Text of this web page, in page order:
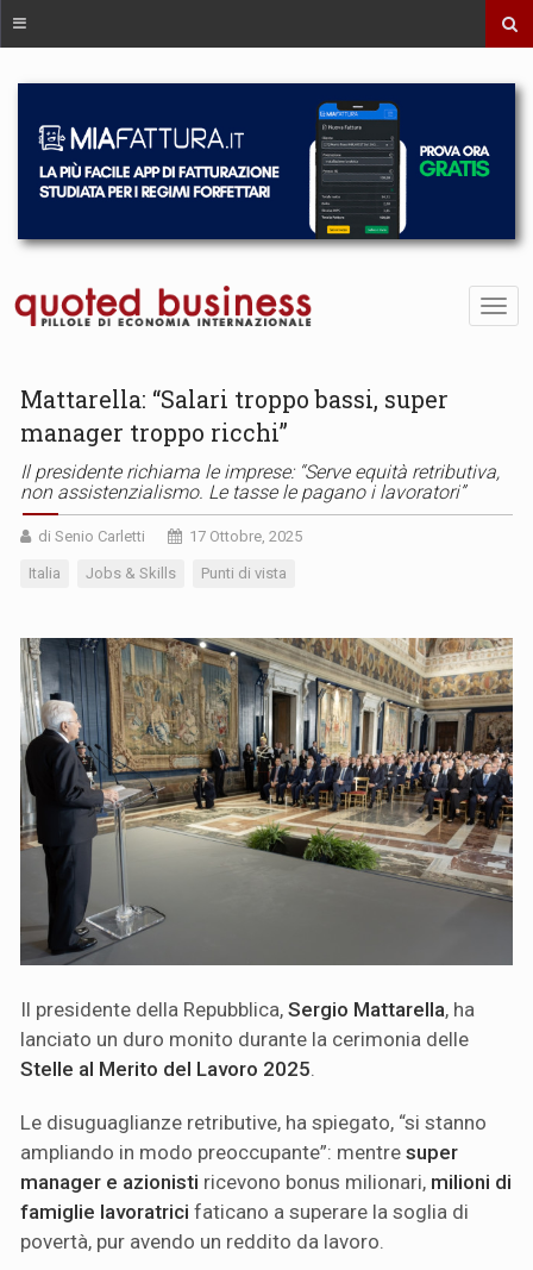
Mattarella: “Salari troppo bassi, super
manager troppo ricchi”
Il presidente richiama le imprese: “Serve equità retributiva,
non assistenzialismo. Le tasse le pagano i lavoratori”
di Senio Carletti 17 Ottobre, 2025
Italia Jobs & Skills Punti di vista
Il presidente della Repubblica, Sergio Mattarella, ha
lanciato un duro monito durante la cerimonia delle
Stelle al Merito del Lavoro 2025.
Le disuguaglianze retributive, ha spiegato, “si stanno
ampliando in modo preoccupante”: mentre super
manager e azionisti ricevono bonus milionari, milioni di
famiglie lavoratrici faticano a superare la soglia di
povertà, pur avendo un reddito da lavoro.